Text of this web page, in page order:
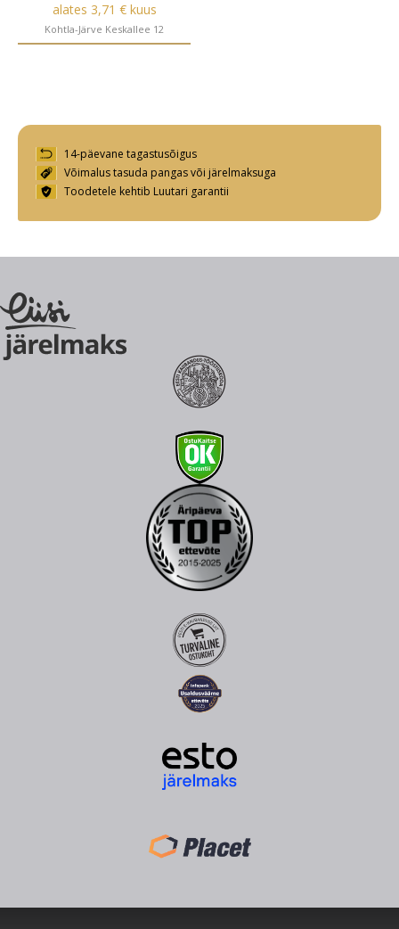
alates 3,71 € kuus
Kohtla-Järve Keskallee 12
14-päevane tagastusõigus
Võimalus tasuda pangas või järelmaksuga
Toodetele kehtib Luutari garantii